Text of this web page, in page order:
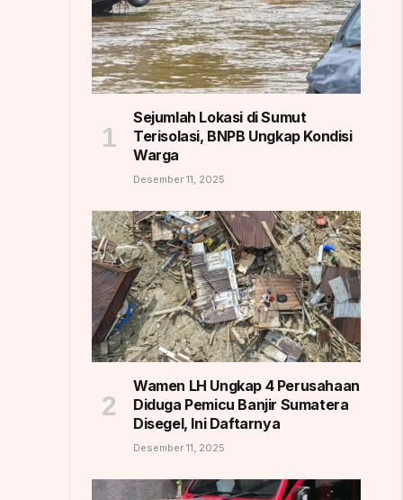
Sejumlah Lokasi di Sumut
Terisolasi, BNPB Ungkap Kondisi
Warga
Desember 11, 2025
Wamen LH Ungkap 4 Perusahaan
Diduga Pemicu Banjir Sumatera
Disegel, Ini Daftarnya
Desember 11, 2025